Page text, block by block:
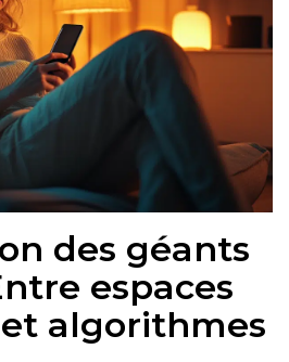
des géants
espaces
algorithmes